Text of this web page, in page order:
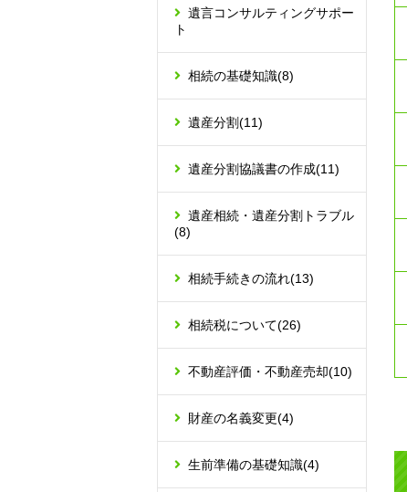
遺言コンサルティングサポー
ト
相続の基礎知識(8)
遺産分割(11)
遺産分割協議書の作成(11)
遺産相続・遺産分割トラブル
(8)
相続手続きの流れ(13)
相続税について(26)
不動産評価・不動産売却(10)
財産の名義変更(4)
生前準備の基礎知識(4)